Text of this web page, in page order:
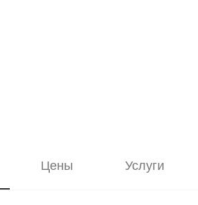
Цены Услуги